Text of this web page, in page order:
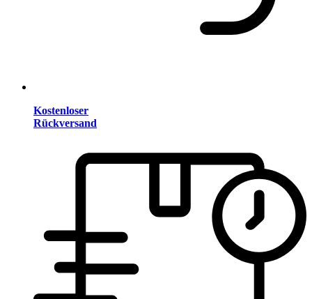
Kostenloser
Rückversand